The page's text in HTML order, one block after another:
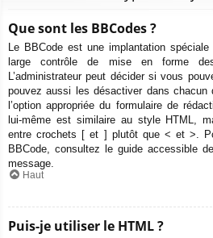
Que sont les BBCodes ?
Le BBCode est une implantation
large contrôle de mise en forme
L’administrateur peut décider si vous
pouvez aussi les désactiver dans
l’option appropriée du formulaire de
lui-même est similaire au style HTML,
entre crochets [ et ] plutôt que < et >.
BBCode, consultez le guide accessible
message.
Haut
Puis-je utiliser le HTML ?